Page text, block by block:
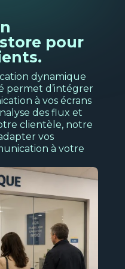
de vos clients
les personnes
Voir la page→
et
pour
dynamique
permet d’intégrer
à vos écrans
des flux et
clientèle, notre
vos
à votre